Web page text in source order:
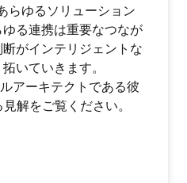
らゆるソリューション
る連携は重要なつなが
がインテリジェントな
いていきます。
アーキテクトである彼
解をご覧ください。